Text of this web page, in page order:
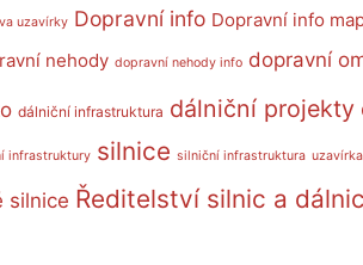
uzavírky Dopravní info Dopravní info
nehody dopravní nehody info dopravní
dálniční infrastruktura dálniční projekty
infrastruktury silnice silniční infrastruktura uzavírka
silnice Ředitelství silnic a